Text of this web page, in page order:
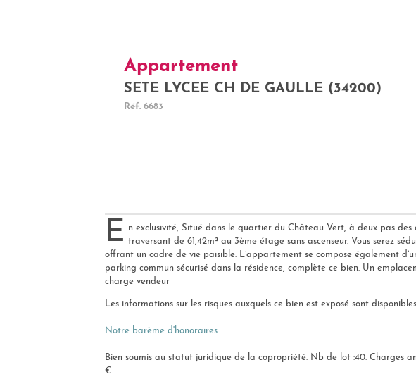
Appartement
SETE LYCEE CH DE GAULLE (34200)
Réf. 6683
E
n exclusivité, Situé dans le quartier du Château Vert, à deux pas
traversant de 61,42m² au 3ème étage sans ascenseur. Vous serez
offrant un cadre de vie paisible. L’appartement se compose également
parking commun sécurisé dans la résidence, complète ce bien. Un
charge vendeur
Les informations sur les risques auxquels ce bien est exposé sont
Notre barème d'honoraires
Bien soumis au statut juridique de la copropriété. Nb de lot :40. Charges
€.